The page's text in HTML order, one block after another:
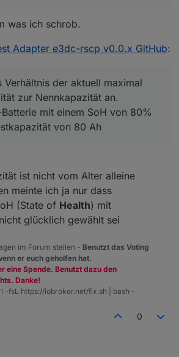
was ich schrob.
Adapter e3dc-rscp v0.0.x GitHub:
Verhältnis der aktuell maximal
zur Nennkapazität an.
mit einem SoH von 80%
von 80 Ah
ist nicht vom Alter alleine
meinte ich ja nur dass
(State of Health) mit
glücklich gewählt sei
im Forum stellen - Benutzt das Voting
er euch geholfen hat.
eine Spende. Benutzt dazu den
Danke!
-fsL https://iobroker.net/fix.sh | bash -
0